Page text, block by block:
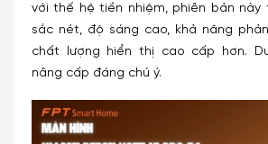
với thế hệ tiền nhiệm, phiên bản này
sắc nét, độ sáng cao, khả năng
chất lượng hiển thị cao cấp hơn.
nâng cấp đáng chú ý.